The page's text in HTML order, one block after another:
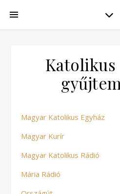
Katolikus
Magyar Katolikus Egyház
Magyar Kurír
Magyar Katolikus Rádió
Mária Rádió